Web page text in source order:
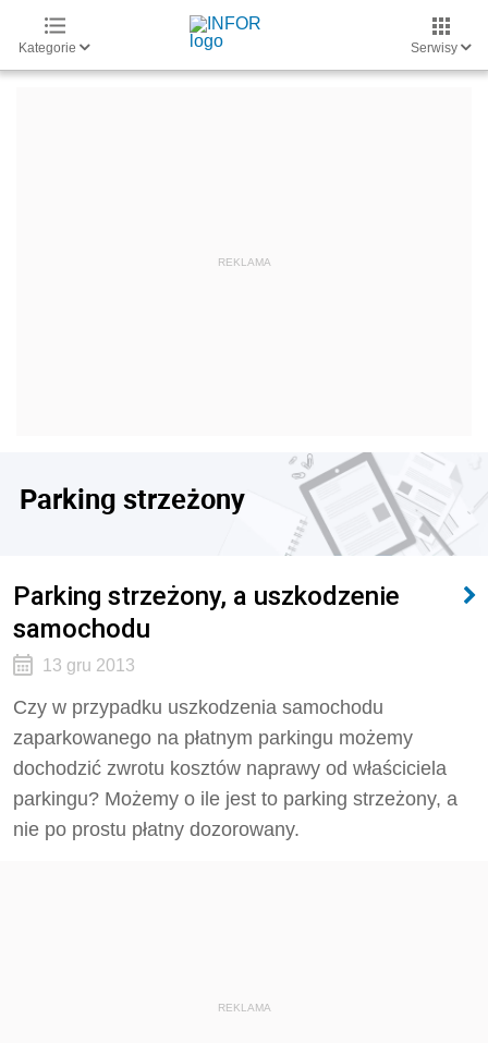
Kategorie Serwisy
Parking strzeżony
Parking strzeżony, a uszkodzenie
samochodu
13 gru 2013
Czy w przypadku uszkodzenia samochodu
zaparkowanego na płatnym parkingu możemy
dochodzić zwrotu kosztów naprawy od właściciela
parkingu? Możemy o ile jest to parking strzeżony, a
nie po prostu płatny dozorowany.
REKLAMA